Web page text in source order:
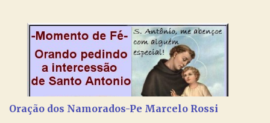
no programa de rádio Momento de Fé, pela cura dos
relacionamentos. Seu relacionamento está doente? Você está
sofrendo? Então ouça o Momento de Fé e entre nesta corrente
de orações abençoadas, d eixe o Amor Ágape de Jesus curar e
restaurar você e seu relacionamento. Adriana-Devoção e Fé
Oração Pelos Casais Que Estão Separados Casais que estão
separados, devido ao envolvimento de outras pessoas no
Oração dos Namorados-Pe Marcelo Rossi